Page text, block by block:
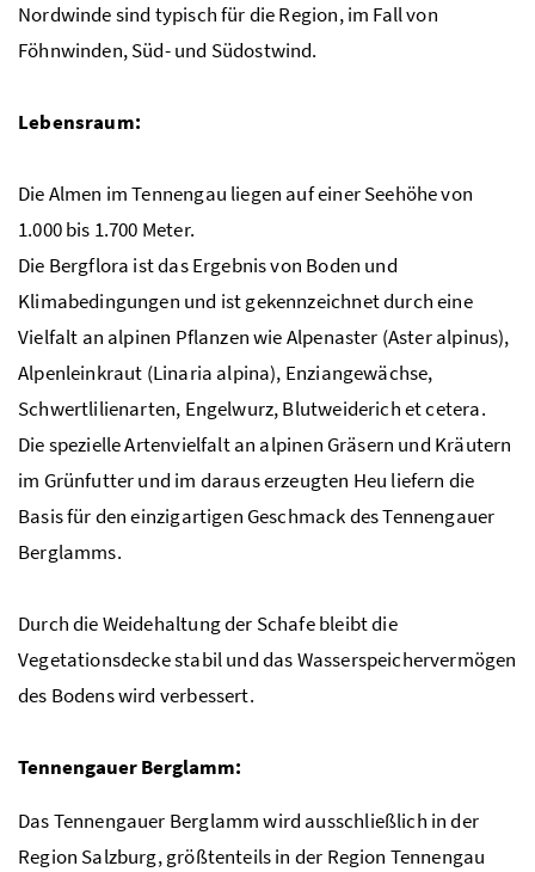
Nordwinde sind typisch für die Region, im Fall von
Föhnwinden, Süd- und Südostwind.
Lebensraum:
Die Almen im Tennengau liegen auf einer Seehöhe von
1.000 bis 1.700 Meter.
Die Bergflora ist das Ergebnis von Boden und
Klimabedingungen und ist gekennzeichnet durch eine
Vielfalt an alpinen Pflanzen wie Alpenaster (Aster alpinus),
Alpenleinkraut (Linaria alpina), Enziangewächse,
Schwertlilienarten, Engelwurz, Blutweiderich et cetera.
Die spezielle Artenvielfalt an alpinen Gräsern und Kräutern
im Grünfutter und im daraus erzeugten Heu liefern die
Basis für den einzigartigen Geschmack des Tennengauer
Berglamms.
Durch die Weidehaltung der Schafe bleibt die
Vegetationsdecke stabil und das Wasserspeichervermögen
des Bodens wird verbessert.
Tennengauer Berglamm:
Das Tennengauer Berglamm wird ausschließlich in der
Region Salzburg, größtenteils in der Region Tennengau